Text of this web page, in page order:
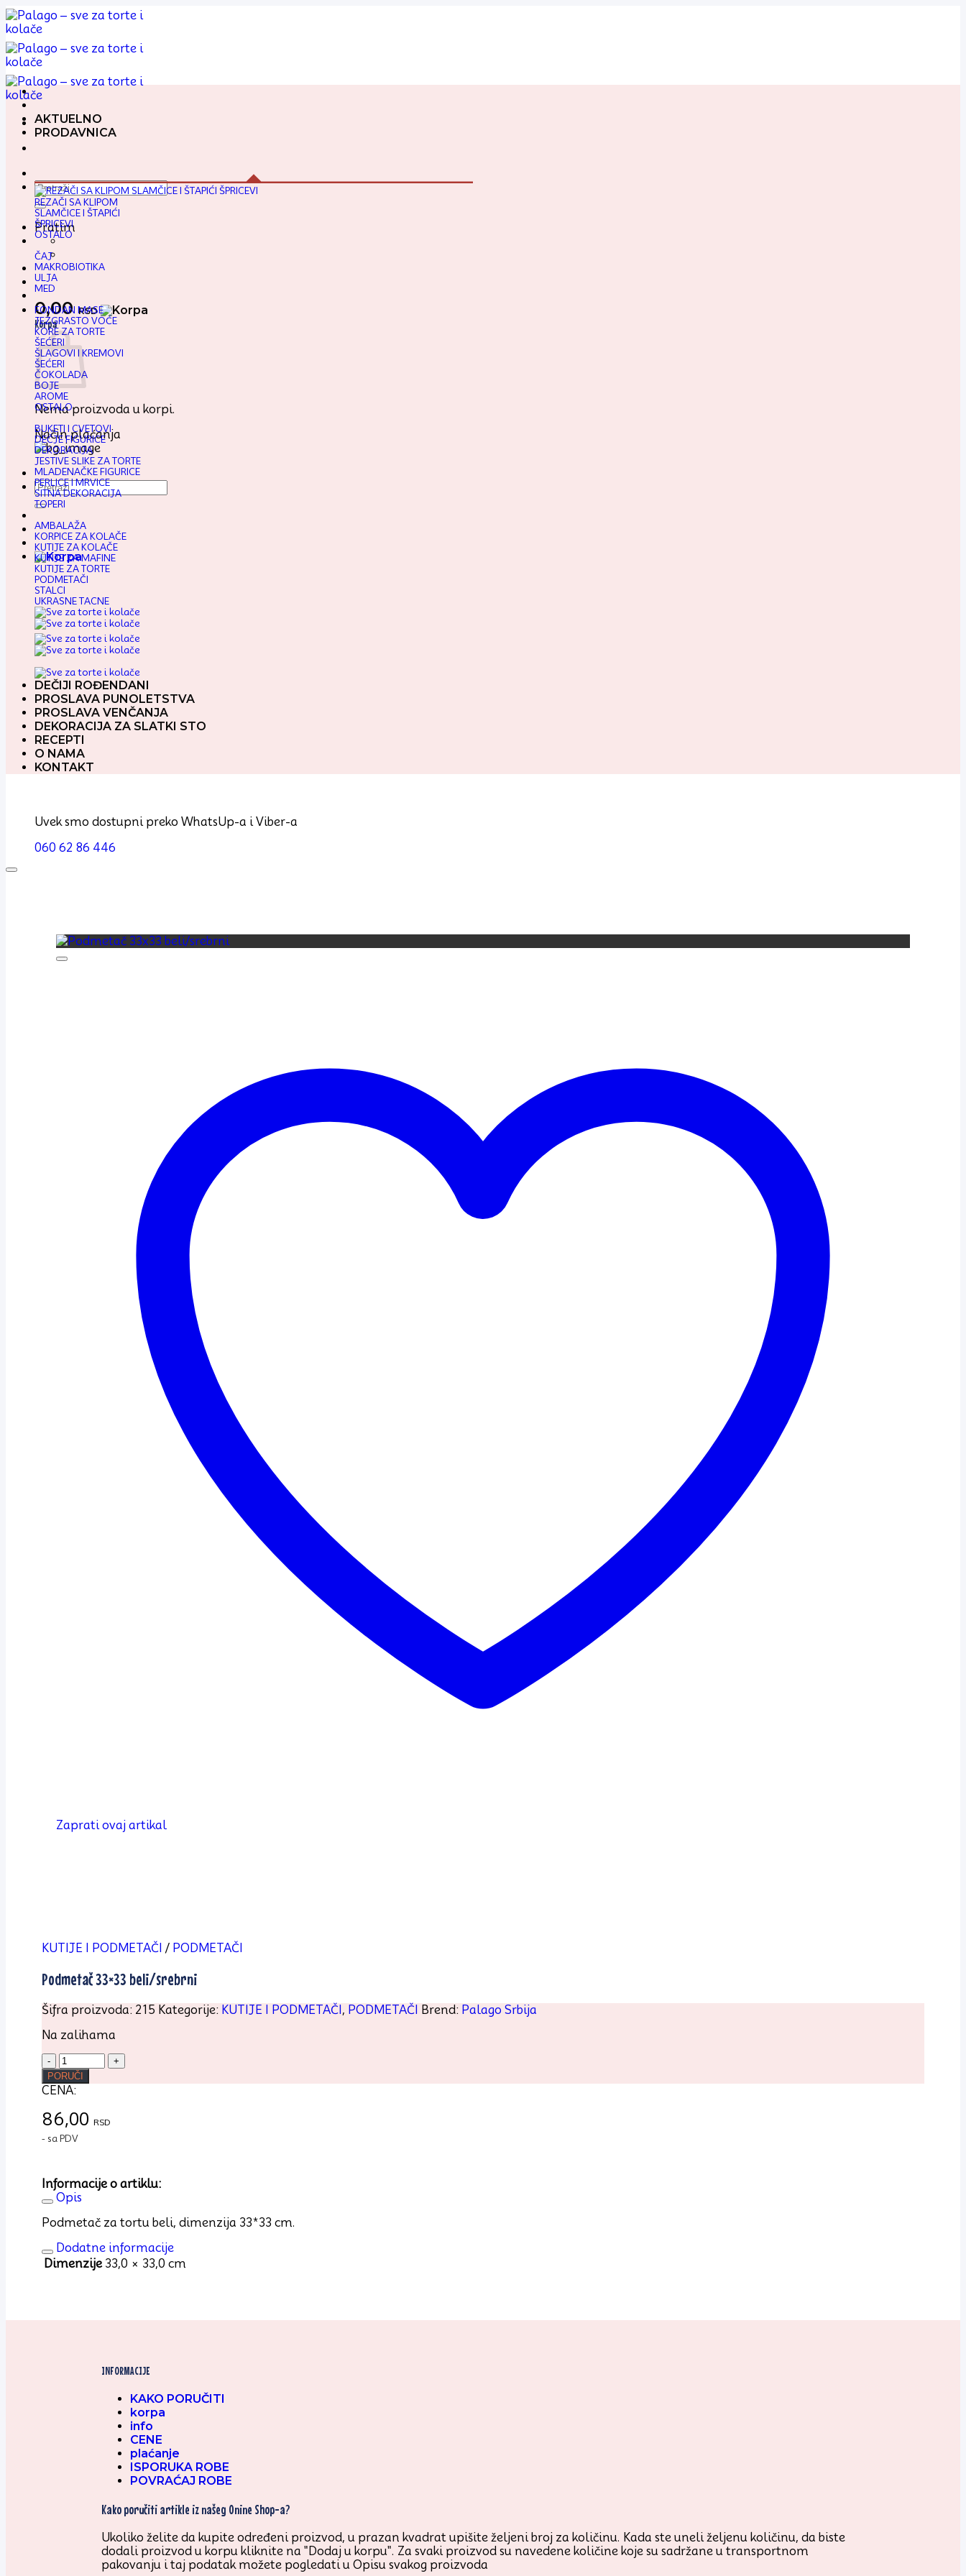
Preskoči
na
sadržaj
Pretraga
za:
Pratim
0,00RSD
Korpa
Nema proizvoda u korpi.
Način plaćanja
Pretraga
za:
AKTUELNO
PRODAVNICA
REZAČI SA KLIPOM
SLAMČICE I ŠTAPIĆI
ŠPRICEVI
OSTALO
ČAJ
MAKROBIOTIKA
ULJA
MED
FONDAN MASE
JEZGRASTO VOĆE
KORE ZA TORTE
ŠEĆERI
ŠLAGOVI I KREMOVI
ŠEĆERI
ČOKOLADA
BOJE
AROME
OSTALO
BUKETI I CVETOVI
DEČJE FIGURICE
DEKORACIJA
JESTIVE SLIKE ZA TORTE
MLADENAČKE FIGURICE
PERLICE I MRVICE
SITNA DEKORACIJA
TOPERI
AMBALAŽA
KORPICE ZA KOLAČE
KUTIJE ZA KOLAČE
KUTIJE ZA MAFINE
KUTIJE ZA TORTE
PODMETAČI
STALCI
UKRASNE TACNE
DEČIJI ROĐENDANI
PROSLAVA PUNOLETSTVA
PROSLAVA VENČANJA
DEKORACIJA ZA SLATKI STO
RECEPTI
O NAMA
KONTAKT
Uvek smo dostupni preko WhatsUp-a i Viber-a
060 62 86 446
Zaprati ovaj artikal
KUTIJE I PODMETAČI / PODMETAČI
Podmetač 33×33 beli/srebrni
Šifra proizvoda: 215 Kategorije: KUTIJE I PODMETAČI , PODMETAČI Brend: Palago Srbija
Na zalihama
Podmetač
33x33
beli/srebrni
PORUČI
CENA:
86,00 RSD
- sa PDV
Informacije o artiklu:
Opis
Podmetač za tortu beli, dimenzija 33*33 cm.
Dodatne informacije
Dimenzije 33,0 × 33,0 cm
INFORMACIJE
KAKO PORUČITI
korpa
info
CENE
plaćanje
ISPORUKA ROBE
POVRAĆAJ ROBE
Kako poručiti artikle iz našeg Onine Shop-a?
Ukoliko želite da kupite određeni proizvod, u prazan kvadrat upišite željeni broj za količinu. Kada ste uneli željenu količinu, da biste
dodali proizvod u korpu kliknite na "Dodaj u korpu". Za svaki proizvod su navedene količine koje su sadržane u transportnom
pakovanju i taj podatak možete pogledati u Opisu svakog proizvoda